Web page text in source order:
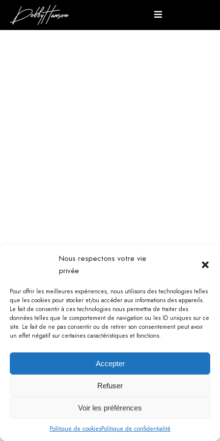
Nous respectons votre vie
privée
Pour offrir les meilleures expériences, nous utilisons des technologies telles
que les cookies pour stocker et/ou accéder aux informations des appareils.
Le fait de consentir à ces technologies nous permettra de traiter des
données telles que le comportement de navigation ou les ID uniques sur ce
site. Le fait de ne pas consentir ou de retirer son consentement peut avoir
un effet négatif sur certaines caractéristiques et fonctions.
Accepter
Refuser
Voir les préférences
Politique de cookiesPolitique de confidentialité